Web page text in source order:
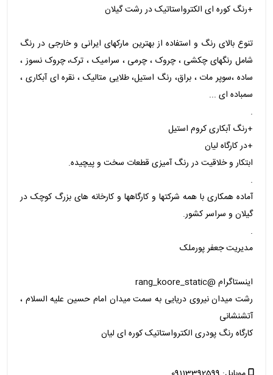
+رنگ کوره ای الکترواستاتیک در رشت گیلان
تنوع بالای رنگ و استفاده از بهترین مارکهای ایرانی و خارجی در رنگ
شامل رنگهای چکشی ، چروک ، چرمی ، سرامیک ، ترک، چروک نسوز ،
ساده ،سوپر مات ، براق، رنگ استیل، طلایی متالیک ، نقره ای آبکاری ،
سمباده ای ...
.
+رنگ آبکاری کروم استیل
+در کارگاه لیان
ابتکار و خلاقیت در رنگ آمیزی قطعات سخت و پیچیده.
.
آماده همکاری با همه شرکتها و کارگاهها و کارخانه های بزرگ کوچک در
گیلان و سراسر کشور.
.
مدیریت جعفر پورملک
اینستاگرام @rang_koore_static
رشت میدان نیروی دریایی به سمت میدان امام حسین علیه السلام ،
آتشنشانی
کارگاه رنگ پودری الکترواستاتیک کوره ای لیان